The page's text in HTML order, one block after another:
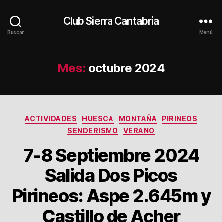
Buscar
Club Sierra Cantabria
Menú
Mes: octubre 2024
Categorías
ACTIVIDADES HUESCA MONTAÑA
PIRINEOS
SENDERISMO
VERANO
7-8 Septiembre 2024
Salida Dos Picos
Pirineos: Aspe 2.645m y
Castillo de Acher